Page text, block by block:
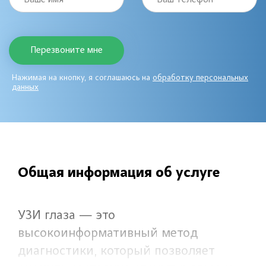
Нажимая на кнопку, я соглашаюсь на обработку персональных
данных
Общая информация об услуге
УЗИ глаза — это
высокоинформативный метод
диагностики, который позволяет